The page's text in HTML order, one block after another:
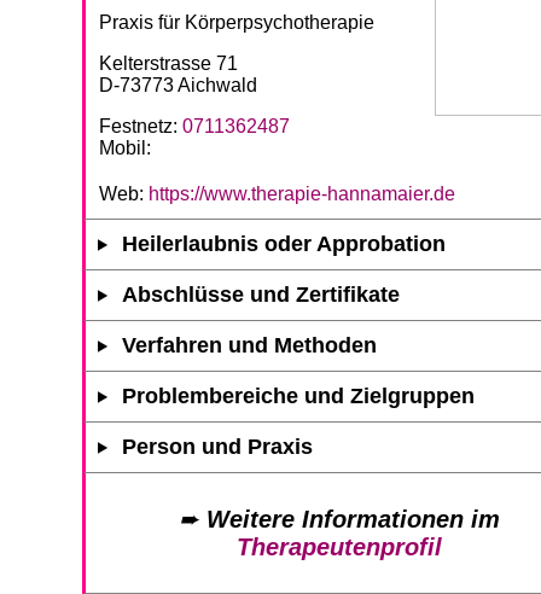
Praxis für Körperpsychotherapie
Kelterstrasse 71
D-73773 Aichwald
Festnetz: 0711362487
Mobil:
Web: https://www.therapie-hannamaier.de
Heilerlaubnis oder Approbation
Abschlüsse und Zertifikate
Verfahren und Methoden
Problembereiche und Zielgruppen
Person und Praxis
➨ Weitere Informationen im
Therapeutenprofil